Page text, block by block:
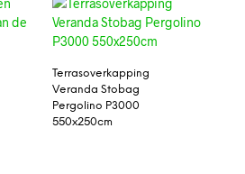
Terrasoverkapping
Veranda Stobag
Pergolino P3000
550x250cm